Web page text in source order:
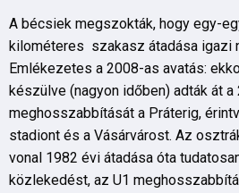
A bécsiek megszokták, hogy egy-
kilométeres szakasz átadása igazi
Emlékezetes a 2008-as avatás:
készülve (nagyon időben) adták át a
meghosszabbítását a Práterig,
stadiont és a Vásárvárost. Az
vonal 1982 évi átadása óta
közlekedést, az U1